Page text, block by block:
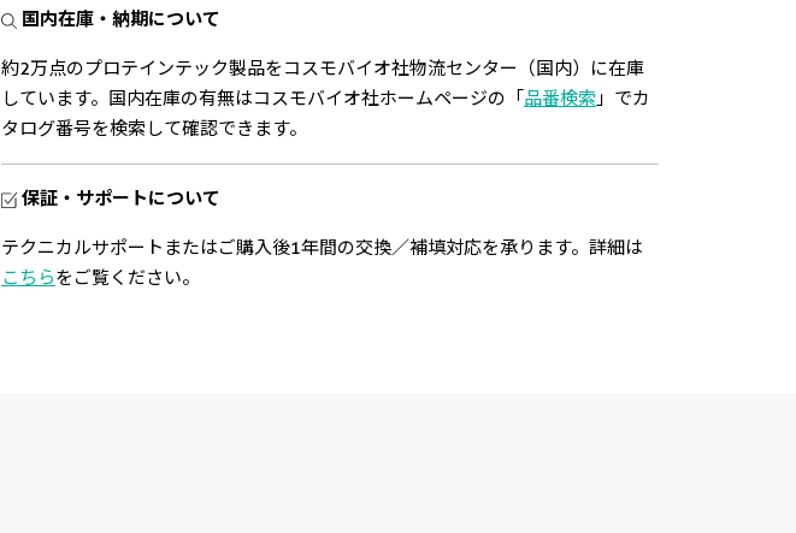
国内在庫・納期について
約2万点のプロテインテック製品をコスモバイオ社物流センター（国内）に在庫
しています。国内在庫の有無はコスモバイオ社ホームページの「 品番検索 」でカ
タログ番号を検索して確認できます。
保証・サポートについて
テクニカルサポートまたはご購入後1年間の交換／補填対応を承ります。詳細は
こちらをご覧ください。